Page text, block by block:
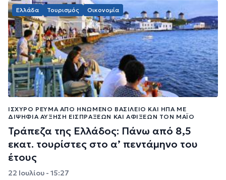
Ελλάδα Τουρισμός Οικονομία
ΙΣΧΥΡΌ ΡΕΎΜΑ ΑΠΌ ΗΝΩΜΈΝΟ ΒΑΣΊΛΕΙΟ ΚΑΙ ΗΠΑ ΜΕ
ΔΙΨΉΦΙΑ ΑΎΞΗΣΗ ΕΙΣΠΡΆΞΕΩΝ ΚΑΙ ΑΦΊΞΕΩΝ ΤΟΝ ΜΆΙΟ
Τράπεζα της Ελλάδος: Πάνω από 8,5
εκατ. τουρίστες στο α’ πεντάμηνο του
έτους
22 Ιουλίου - 15:27